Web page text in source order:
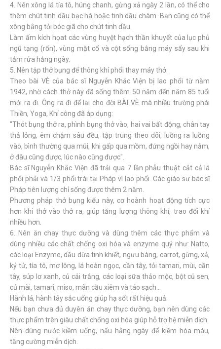
4. Nên xông lá tía tô, húng chanh, gừng xả ngày 2 lần, có thể cho
thêm chút tinh dầu bạc hà hoặc tinh dầu chàm. Bạn cũng có thể
xông bằng tỏi bóc giã cho chút tinh dầu.
Làm ấm kích họat các vùng huyệt hạch thần khuyết của lục phủ
ngũ tạng (rốn), vùng mặt cổ và cột sống bằng máy sấy sau khi
tắm rửa hằng ngày.
5. Nên tập thở bụng để thông khí phổi thay máy thở.
Theo bài VÈ của bác sĩ Nguyễn Khắc Viện bị lao phổi từ năm
1942, nhờ cách thở này đã sống thêm 50 năm đến năm 85 tuổi
mới ra đi. Ông ra đi để lại cho đời BÀI VÈ mà nhiều trường phái
Thiền, Yoga, Khí công đã áp dụng:
"Thót bụng thở ra, phình bụng thở vào, hai vai bất động, chân tay
thả lỏng, êm chậm sâu đều, tập trung theo dõi, luồng ra luồng
vào, bình thường qua mũi, khi gấp qua mồm, đứng ngồi hay nằm,
ở đâu cũng được, lúc nào cũng được".
Bác sĩ Nguyễn Khắc Viện đã trải qua 7 lần phẫu thuật cắt cả lá
phổi phải và 1/3 phổi trái tại Pháp vì lao phổi. Các giáo sư bác sĩ
Pháp tiên lượng chỉ sống được thêm 2 năm.
Phương pháp thở bụng kiểu này, cơ hoành hoạt động tích cực
hơn khi thở vào thở ra, giúp tăng lượng thông khí, trao đổi khí
nhiều hơn.
6. Nên ăn chay thực dưỡng và dùng thêm các thực phẩm và
dùng nhiều các chất chống oxi hóa và enzyme quý như: Natto,
các loại Enzyme, dầu dừa tinh khiết, ngưu bàng, carrot, gừng, xả,
kỷ tử, tía tô, mơ lông, lá hoàn ngọc, cần tây, tỏi tamari, mùi, cần
tây, súp lơ xanh, củ cải trắng, các loại sữa thảo mộc, bột củ sen,
củ mài, tamari, miso, mãn cầu xiêm và táo sạch...
Hành lá, hành tây sắc uống giúp hạ sốt rất hiệu quả.
Nếu bạn chưa đủ duyên ăn chay thực dưỡng, bạn nên dùng các
thực phẩm trên giàu chất chống oxi hóa giúp hỗ trợ hệ miễn dịch.
Nên dùng nước kiềm uống, nấu hằng ngày để kiềm hóa máu,
tăng cường miễn dịch.